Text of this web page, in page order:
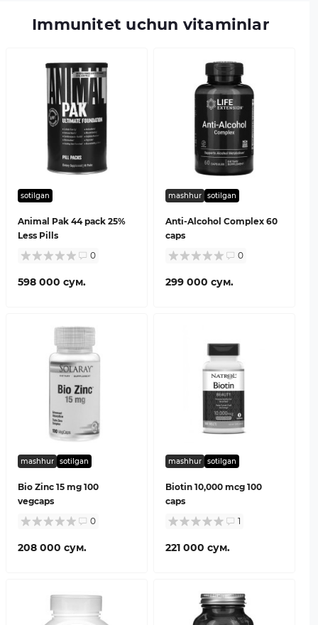
Immunitet uchun vitaminlar
sotilgan
Animal Pak 44 pack 25%
Less Pills
0
598 000 сум.
mashhur sotilgan
Anti-Alcohol Complex 60
caps
0
299 000 сум.
mashhur sotilgan
Bio Zinc 15 mg 100
vegcaps
0
208 000 сум.
mashhur sotilgan
Biotin 10,000 mcg 100
caps
1
221 000 сум.